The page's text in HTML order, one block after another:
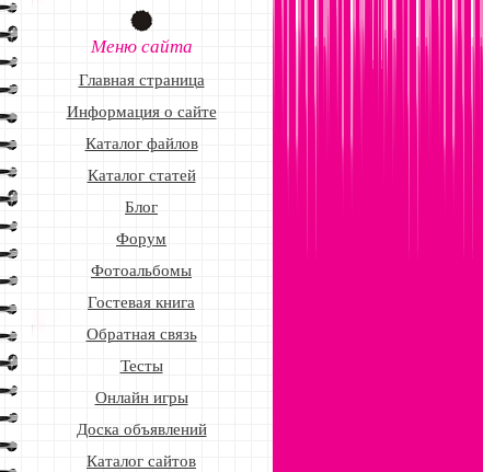
Меню сайта
Главная страница
Информация о сайте
Каталог файлов
Каталог статей
Блог
Форум
Фотоальбомы
Гостевая книга
Обратная связь
Тесты
Онлайн игры
Доска объявлений
Каталог сайтов